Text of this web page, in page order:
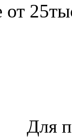
Для